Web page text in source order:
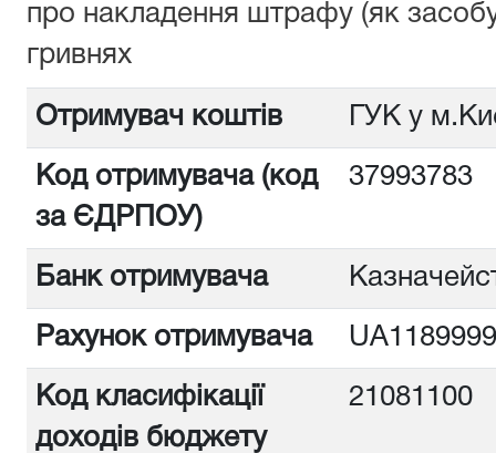
про накладення штрафу (як
гривнях
Отримувач коштів ГУК у
Код отримувача (код
за ЄДРПОУ)
Банк отримувача
Рахунок отримувача
Код класифікації
доходів бюджету
21081100